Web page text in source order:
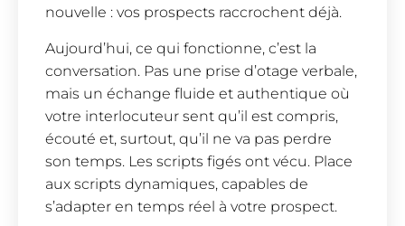
nouvelle : vos prospects raccrochent déjà.
Aujourd’hui, ce qui fonctionne, c’est la
conversation. Pas une prise d’otage verbale,
mais un échange fluide et authentique où
votre interlocuteur sent qu’il est compris,
écouté et, surtout, qu’il ne va pas perdre
son temps. Les scripts figés ont vécu. Place
aux scripts dynamiques, capables de
s’adapter en temps réel à votre prospect.